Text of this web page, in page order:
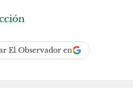
El Observador en